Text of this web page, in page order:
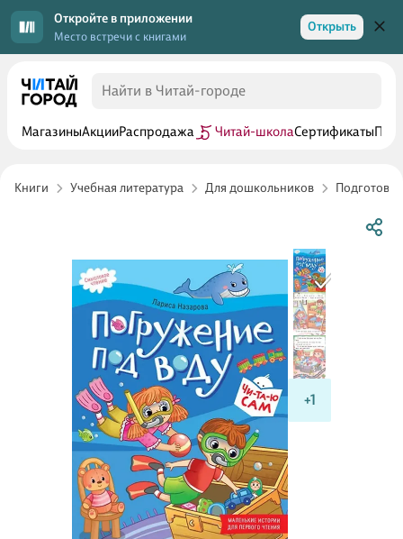
Откройте в приложении
Место встречи с книгами
Открыть
МагазиныАкцииРаспродажа Читай-школаСертификаты
Книги Учебная литература Для дошкольников
+1